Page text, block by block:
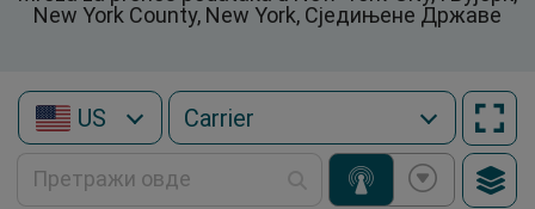
New York County, New York, Сједињене Државе
US